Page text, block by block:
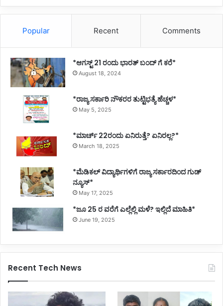
Popular Recent Comments
*ಆಗಸ್ಟ್ 21 ರಂದು ಭಾರತ್‌ ಬಂದ್‌ ಗೆ ಕರೆ*
August 18, 2024
*ರಾಜ್ಯ ಸರ್ಕಾರಿ ನೌಕರರ ತುಟ್ಟಿಭತ್ಯೆ ಹೆಚ್ಚಳ*
May 5, 2025
*ಮಾರ್ಚ್ 22ರಂದು ಏನಿರುತ್ತೆ? ಏನಿರಲ್ಲ?*
March 18, 2025
*ಮೆಡಿಕಲ್ ವಿದ್ಯಾರ್ಥಿಗಳಿಗೆ ರಾಜ್ಯ ಸರ್ಕಾರದಿಂದ ಗುಡ್
ನ್ಯೂಸ್*
May 17, 2025
*ಜೂ 25 ರ ವರೆಗೆ ಎಲ್ಲೆಲ್ಲಿ ಮಳೆ? ಇಲ್ಲಿದೆ ಮಾಹಿತಿ*
June 19, 2025
Recent Tech News